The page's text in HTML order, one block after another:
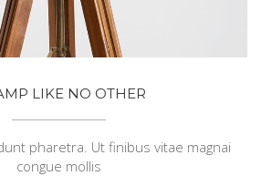
LIKE NO OTHER
pharetra. Ut finibus vitae magnai
congue mollis